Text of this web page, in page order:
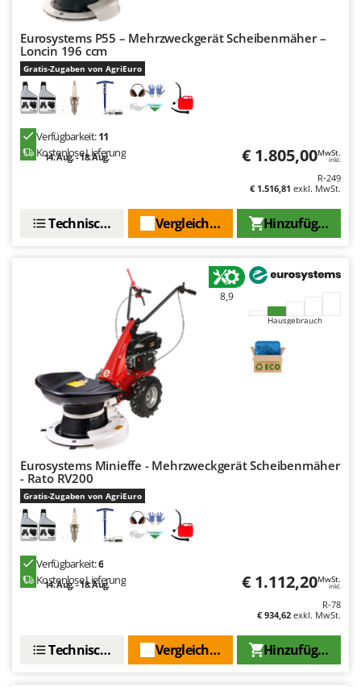
Eurosystems P55 – Mehrzweckgerät Scheibenmäher –
Loncin 196 ccm
Gratis-Zugaben von AgriEuro
Verfügbarkeit:11
Kostenlose Lieferung
14. Aug. - 18. Aug. € 1.805,00MwSt.
inkl.
R-249
€ 1.516,81 exkl. MwSt.
Hinzufügen
Vergleichen Sie
Technische Daten
8,9
Hausgebrauch
Eurosystems Minieffe - Mehrzweckgerät Scheibenmäher
- Rato RV200
Gratis-Zugaben von AgriEuro
Verfügbarkeit:6
Kostenlose Lieferung
14. Aug. - 18. Aug. € 1.112,20MwSt.
inkl.
R-78
€ 934,62 exkl. MwSt.
Hinzufügen
Vergleichen Sie
Technische Daten